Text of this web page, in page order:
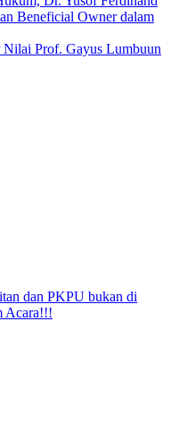
Beneficial Owner dalam
Prof. Gayus Lumbuun
dan PKPU bukan di
Acara!!!